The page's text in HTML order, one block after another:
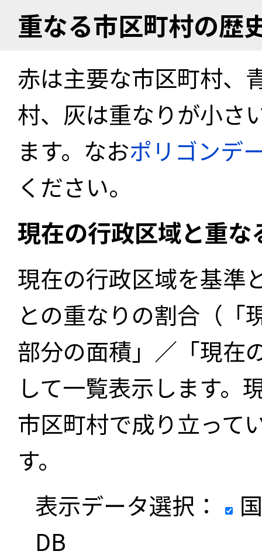
重なる市区町村の歴
赤は主要な市区町村、
村、灰は重なりが小さ
ます。なおポリゴンデ
ください。
現在の行政区域と重
現在の行政区域を基準
との重なりの割合（「
部分の面積」／「現在
して一覧表示します。
市区町村で成り立って
す。
表示データ選択：
DB